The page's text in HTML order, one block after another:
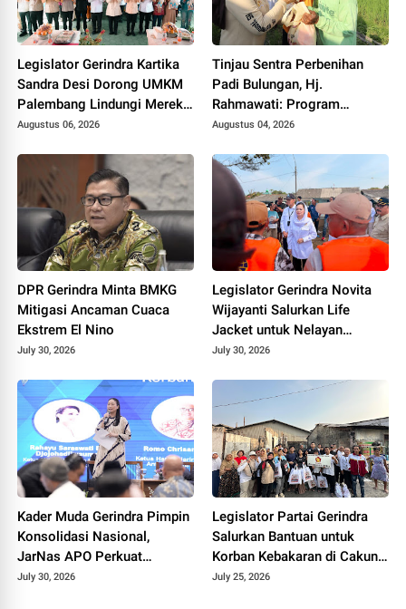
Legislator Gerindra Kartika
Sandra Desi Dorong UMKM
Palembang Lindungi Merek
Usaha
Augustus 06, 2026
Tinjau Sentra Perbenihan
Padi Bulungan, Hj.
Rahmawati: Program
Prabowo Bikin Petani Makin
Augustus 04, 2026
DPR Gerindra Minta BMKG
Mitigasi Ancaman Cuaca
Ekstrem El Nino
July 30, 2026
Legislator Gerindra Novita
Wijayanti Salurkan Life
Jacket untuk Nelayan
Cilacap, Tegaskan
Harus Jadi Prioritas
July 30, 2026
Kader Muda Gerindra Pimpin
Konsolidasi Nasional,
JarNas APO Perkuat
Perlawanan terhadap Modus
July 30, 2026
Legislator Partai Gerindra
Salurkan Bantuan untuk
Korban Kebakaran di Cakung
Timur, Wujud Kepedulian
July 25, 2026